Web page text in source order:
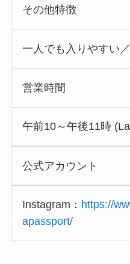
その他特徴
一人でも入りやすい
営業時間
午前10～午後11時
公式アカウント
Instagram： https://
apassport/